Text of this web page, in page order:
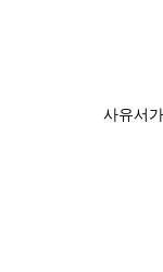
사유서